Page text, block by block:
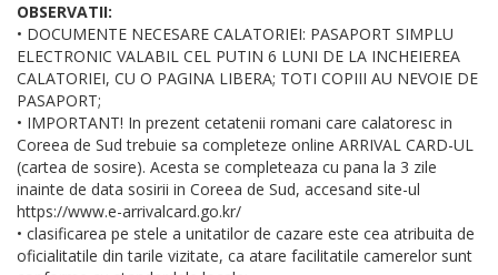
OBSERVATII:
• DOCUMENTE NECESARE CALATORIEI: PASAPORT SIMPLU
ELECTRONIC VALABIL CEL PUTIN 6 LUNI DE LA INCHEIEREA
CALATORIEI, CU O PAGINA LIBERA; TOTI COPIII AU NEVOIE DE
PASAPORT;
• IMPORTANT! In prezent cetatenii romani care calatoresc in
Coreea de Sud trebuie sa completeze online ARRIVAL CARD-UL
(cartea de sosire). Acesta se completeaza cu pana la 3 zile
inainte de data sosirii in Coreea de Sud, accesand site-ul
https://www.e-arrivalcard.go.kr/
• clasificarea pe stele a unitatilor de cazare este cea atribuita de
oficialitatile din tarile vizitate, ca atare facilitatile camerelor sunt